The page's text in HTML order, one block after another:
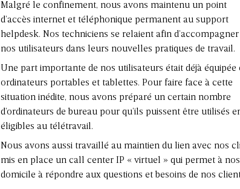
Malgré le confinement, nous avons maintenu un point
d’accès internet et téléphonique permanent au support
helpdesk. Nos techniciens se relaient afin d’accompagner
nos utilisateurs dans leurs nouvelles pratiques de travail.
Une part importante de nos utilisateurs était déjà équipée
ordinateurs portables et tablettes. Pour faire face à cette
situation inédite, nous avons préparé un certain nombre
d’ordinateurs de bureau pour qu’ils puissent être utilisés
éligibles au télétravail.
Nous avons aussi travaillé au maintien du lien avec nos
mis en place un call center IP « virtuel » qui permet à
domicile à répondre aux questions et besoins de nos